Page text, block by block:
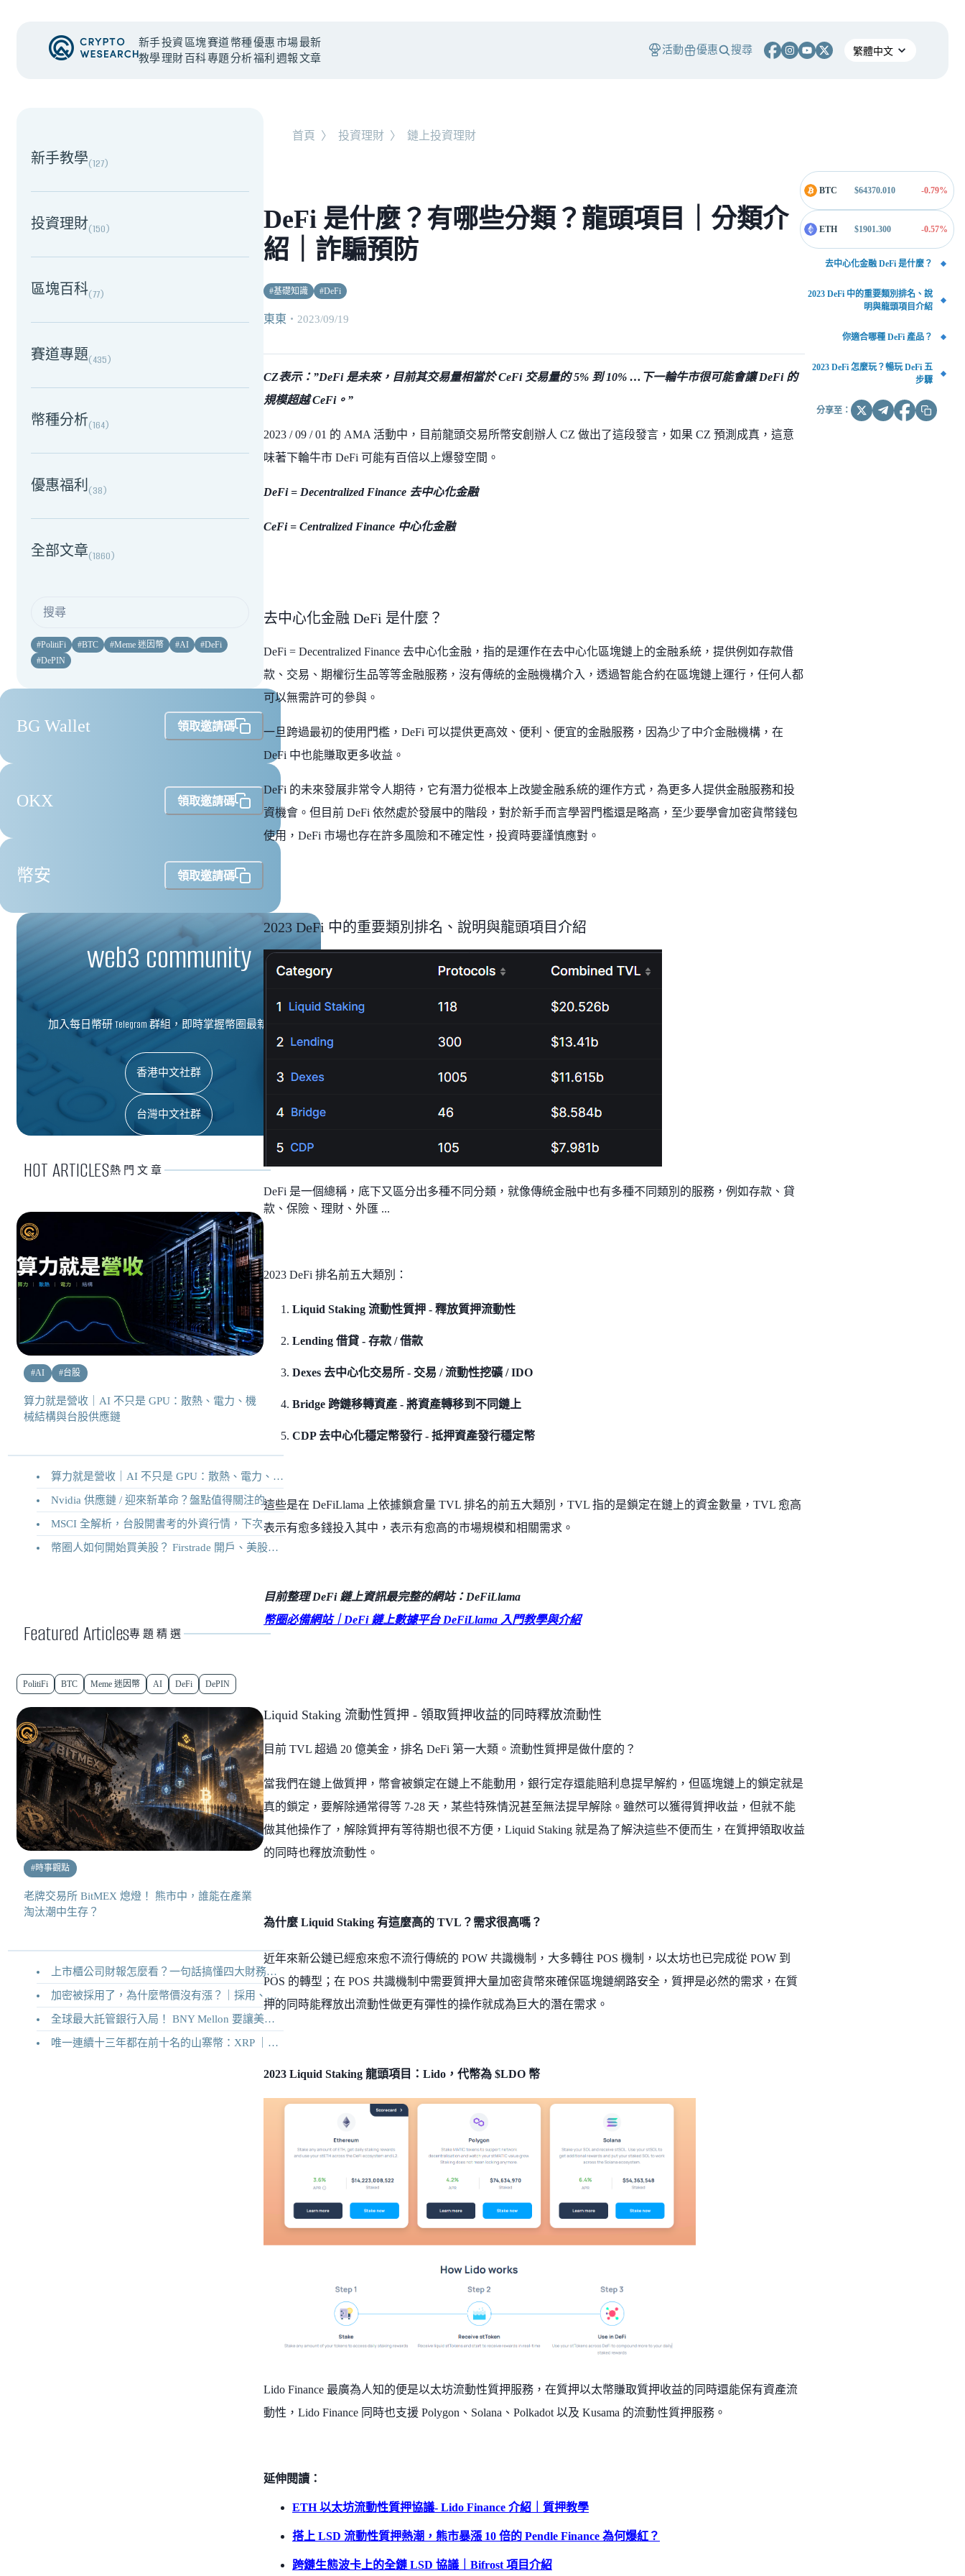
新手
教學
投資
理財
區塊
百科
賽道
專題
幣種
分析
優惠
福利
市場
週報
最新
文章
活動 優惠 搜尋
NEW EVENT
新手教學(127)
投資理財(150)
區塊百科(77)
賽道專題(435)
幣種分析(164)
優惠福利(38)
全部文章(1860)
#PolitiFi #BTC #Meme 迷因幣 #AI #DeFi
#DePIN
BG Wallet 領取邀請碼
OKX 領取邀請碼
幣安 領取邀請碼
web3 community
加入每日幣研 Telegram 群組，即時掌握幣圈最新資訊
香港中文社群
台灣中文社群
HOT ARTICLES熱門文章
#AI #台股
算力就是營收｜AI 不只是 GPU：散熱、電力、機
械結構與台股供應鏈
算力就是營收｜AI 不只是 GPU：散熱、電力、機械結構與台股供應鏈
Nvidia 供應鏈 / 迎來新革命？盤點值得關注的二十家供應鏈企業
MSCI 全解析，台股開書考的外資行情，下次調整你準備好了嗎？
幣圈人如何開始買美股？ Firstrade 開戶、美股交易機制完整教學
Featured Articles專題精選
PolitiFi BTC Meme 迷因幣 AI DeFi DePIN
#時事觀點
老牌交易所 BitMEX 熄燈！ 熊市中，誰能在產業
淘汰潮中生存？
上市櫃公司財報怎麼看？一句話搞懂四大財務報表
加密被採用了，為什麼幣價沒有漲？｜採用、收入與代幣價值捕獲
全球最大託管銀行入局！ BNY Mellon 要讓美債交易 24/7 不打烊
唯一連續十三年都在前十名的山寨幣：XRP ｜Ripple 2026 介紹
首頁 〉 投資理財 〉 鏈上投資理財
DeFi 是什麼？有哪些分類？龍頭項目｜分類介
紹｜詐騙預防
#基礎知識 #DeFi
東東 ・ 2023/09/19
CZ表示：”DeFi 是未來，目前其交易量相當於 CeFi 交易量的 5% 到 10% …下一輪牛市很可能會讓 DeFi 的
規模超越 CeFi。”
2023 / 09 / 01 的 AMA 活動中，目前龍頭交易所幣安創辦人 CZ 做出了這段發言，如果 CZ 預測成真，這意
味著下輪牛市 DeFi 可能有百倍以上爆發空間。
DeFi = Decentralized Finance 去中心化金融
CeFi = Centralized Finance 中心化金融
去中心化金融 DeFi 是什麼？
DeFi = Decentralized Finance 去中心化金融，指的是運作在去中心化區塊鏈上的金融系統，提供例如存款借
款、交易、期權衍生品等等金融服務，沒有傳統的金融機構介入，透過智能合約在區塊鏈上運行，任何人都
可以無需許可的參與。
一旦跨過最初的使用門檻，DeFi 可以提供更高效、便利、便宜的金融服務，因為少了中介金融機構，在
DeFi 中也能賺取更多收益。
DeFi 的未來發展非常令人期待，它有潛力從根本上改變金融系統的運作方式，為更多人提供金融服務和投
資機會。但目前 DeFi 依然處於發展中的階段，對於新手而言學習門檻還是略高，至少要學會加密貨幣錢包
使用，DeFi 市場也存在許多風險和不確定性，投資時要謹慎應對。
2023 DeFi 中的重要類別排名、說明與龍頭項目介紹
DeFi 是一個總稱，底下又區分出多種不同分類，就像傳統金融中也有多種不同類別的服務，例如存款、貸
款、保險、理財、外匯 ...
2023 DeFi 排名前五大類別：
Liquid Staking 流動性質押 - 釋放質押流動性
Lending 借貸 - 存款 / 借款
Dexes 去中心化交易所 - 交易 / 流動性挖礦 / IDO
Bridge 跨鏈移轉資產 - 將資產轉移到不同鏈上
CDP 去中心化穩定幣發行 - 抵押資產發行穩定幣
這些是在 DeFiLlama 上依據鎖倉量 TVL 排名的前五大類別，TVL 指的是鎖定在鏈上的資金數量，TVL 愈高
表示有愈多錢投入其中，表示有愈高的市場規模和相關需求。
目前整理 DeFi 鏈上資訊最完整的網站：DeFiLlama
幣圈必備網站｜DeFi 鏈上數據平台 DeFiLlama 入門教學與介紹
Liquid Staking 流動性質押 - 領取質押收益的同時釋放流動性
目前 TVL 超過 20 億美金，排名 DeFi 第一大類。流動性質押是做什麼的？
當我們在鏈上做質押，幣會被鎖定在鏈上不能動用，銀行定存還能賠利息提早解約，但區塊鏈上的鎖定就是
真的鎖定，要解除通常得等 7-28 天，某些特殊情況甚至無法提早解除。雖然可以獲得質押收益，但就不能
做其他操作了，解除質押有等待期也很不方便，Liquid Staking 就是為了解決這些不便而生，在質押領取收益
的同時也釋放流動性。
為什麼 Liquid Staking 有這麼高的 TVL？需求很高嗎？
近年來新公鏈已經愈來愈不流行傳統的 POW 共識機制，大多轉往 POS 機制，以太坊也已完成從 POW 到
POS 的轉型；在 POS 共識機制中需要質押大量加密貨幣來確保區塊鏈網路安全，質押是必然的需求，在質
押的同時能釋放出流動性做更有彈性的操作就成為巨大的潛在需求。
2023 Liquid Staking 龍頭項目：Lido，代幣為 $LDO 幣
Lido Finance 最廣為人知的便是以太坊流動性質押服務，在質押以太幣賺取質押收益的同時還能保有資產流
動性，Lido Finance 同時也支援 Polygon、Solana、Polkadot 以及 Kusama 的流動性質押服務。
延伸閱讀：
ETH 以太坊流動性質押協議- Lido Finance 介紹｜質押教學
搭上 LSD 流動性質押熱潮，熊市暴漲 10 倍的 Pendle Finance 為何爆紅？
跨鏈生態波卡上的全鏈 LSD 協議｜Bifrost 項目介紹
BTC $64370.010 -0.79%
ETH $1901.300 -0.57%
去中心化金融 DeFi 是什麼？
2023 DeFi 中的重要類別排名、說
明與龍頭項目介紹
你適合哪種 DeFi 產品？
2023 DeFi 怎麼玩？暢玩 DeFi 五
步驟
分享至：